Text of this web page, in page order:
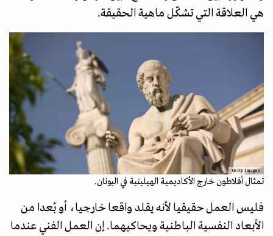
هي العلاقة التي تشكّل ماهية الحقيقة.
Getty Images
تمثال أفلاطون خارج الأكاديمية الهيلينية في اليونان.
فليس العمل حقيقيا لأنه يقلد واقعا خارجيا، أو بُعدا من
الأبعاد النفسية الباطنية ويحاكيهما. إن العمل الفني عندما